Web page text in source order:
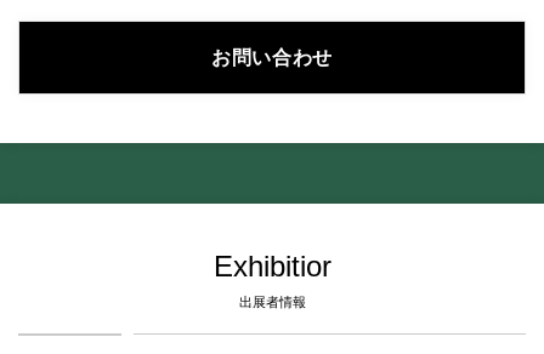
お問い合わせ
Exhibitior
出展者情報